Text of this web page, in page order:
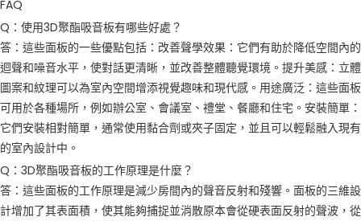
FAQ
Q：使用3D聚酯吸音板有哪些好處？
答：這些面板的一些優點包括：改善聲學效果：它們有助於降低空間內的
迴聲和噪音水平，使對話更清晰，並改善整體聽覺環境。提升美感：立體
圖案和紋理可以為室內空間增添視覺趣味和現代感。用途廣泛：這些面板
可用於各種場所，例如辦公室、會議室、禮堂、餐廳和住宅。安裝簡單：
它們安裝相對簡單，通常使用黏合劑或夾子固定，並且可以輕鬆融入現有
的室內設計中。
Q：3D聚酯吸音板的工作原理是什麼？
答：這些面板的工作原理是減少房間內的聲音反射和殘響。面板的三維設
計增加了其表面積，使其能夠捕捉並消散原本會從硬表面反射的聲波，從